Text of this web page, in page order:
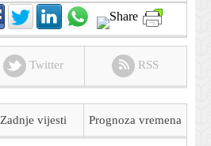
Twitter RSS
Zadnje vijesti Prognoza vremena